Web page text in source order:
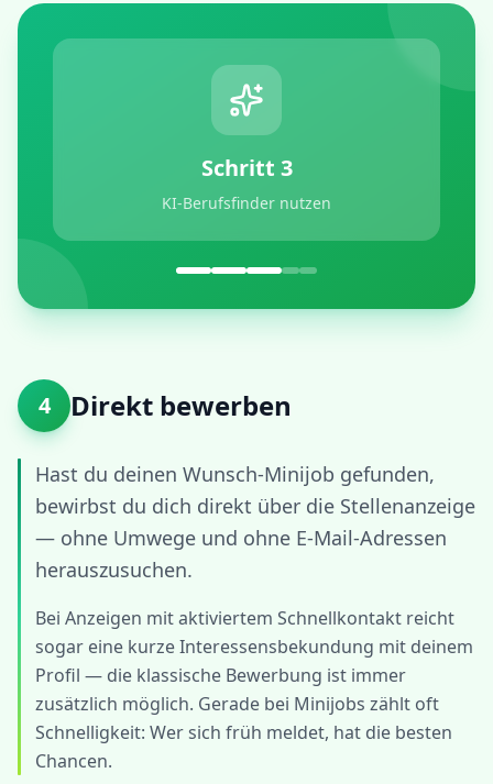
Schritt 3
KI-Berufsfinder nutzen
4 Direkt bewerben
Hast du deinen Wunsch-Minijob gefunden,
bewirbst du dich direkt über die Stellenanzeige
— ohne Umwege und ohne E-Mail-Adressen
herauszusuchen.
Bei Anzeigen mit aktiviertem Schnellkontakt reicht
sogar eine kurze Interessensbekundung mit deinem
Profil — die klassische Bewerbung ist immer
zusätzlich möglich. Gerade bei Minijobs zählt oft
Schnelligkeit: Wer sich früh meldet, hat die besten
Chancen.